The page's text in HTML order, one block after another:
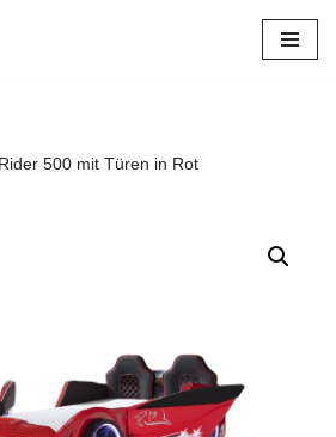
500 mit Türen in Rot